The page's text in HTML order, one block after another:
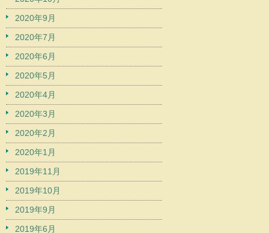
2020年9月
2020年7月
2020年6月
2020年5月
2020年4月
2020年3月
2020年2月
2020年1月
2019年11月
2019年10月
2019年9月
2019年6月